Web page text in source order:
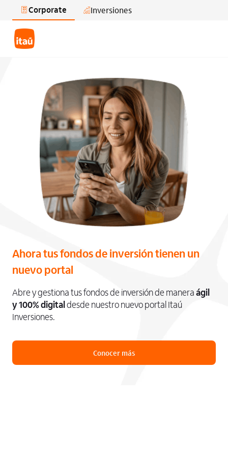
Saltar al contenido principal
Corporate Inversiones
Ahora tus fondos de inversión tienen un
nuevo portal
Abre y gestiona tus fondos de inversión de manera ágil
y 100% digitaldesde nuestro nuevo portal Itaú
Inversiones.
Conocer más